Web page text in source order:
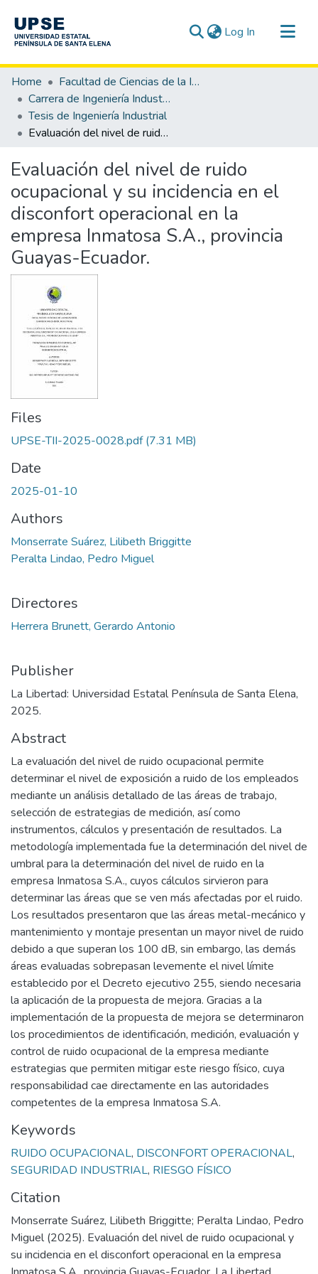
Log In (current)
Communities & Collections
All of DSpace
Statistics
Home
Facultad de Ciencias de la Ingeniería
Carrera de Ingeniería Industrial
Tesis de Ingeniería Industrial
Evaluación del nivel de ruido ocupacional y su incidencia en el disconfort operacional en la empresa Inmatosa S.A., provincia Guayas-Ecuador.
Evaluación del nivel de ruido
ocupacional y su incidencia en el
disconfort operacional en la
empresa Inmatosa S.A., provincia
Guayas-Ecuador.
Files
UPSE-TII-2025-0028.pdf(7.31 MB)
Date
2025-01-10
Authors
Monserrate Suárez, Lilibeth Briggitte
Peralta Lindao, Pedro Miguel
Directores
Herrera Brunett, Gerardo Antonio
Publisher
La Libertad: Universidad Estatal Península de Santa Elena,
2025.
Abstract
La evaluación del nivel de ruido ocupacional permite
determinar el nivel de exposición a ruido de los empleados
mediante un análisis detallado de las áreas de trabajo,
selección de estrategias de medición, así como
instrumentos, cálculos y presentación de resultados. La
metodología implementada fue la determinación del nivel de
umbral para la determinación del nivel de ruido en la
empresa Inmatosa S.A., cuyos cálculos sirvieron para
determinar las áreas que se ven más afectadas por el ruido.
Los resultados presentaron que las áreas metal-mecánico y
mantenimiento y montaje presentan un mayor nivel de ruido
debido a que superan los 100 dB, sin embargo, las demás
áreas evaluadas sobrepasan levemente el nivel límite
establecido por el Decreto ejecutivo 255, siendo necesaria
la aplicación de la propuesta de mejora. Gracias a la
implementación de la propuesta de mejora se determinaron
los procedimientos de identificación, medición, evaluación y
control de ruido ocupacional de la empresa mediante
estrategias que permiten mitigar este riesgo físico, cuya
responsabilidad cae directamente en las autoridades
competentes de la empresa Inmatosa S.A.
Keywords
RUIDO OCUPACIONAL, DISCONFORT OPERACIONAL,
SEGURIDAD INDUSTRIAL, RIESGO FÍSICO
Citation
Monserrate Suárez, Lilibeth Briggitte; Peralta Lindao, Pedro
Miguel (2025). Evaluación del nivel de ruido ocupacional y
su incidencia en el disconfort operacional en la empresa